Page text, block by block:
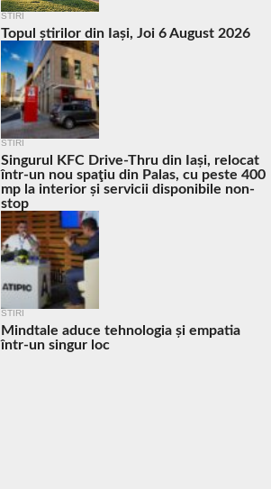
STIRI
Topul știrilor din Iași, Joi 6 August 2026
STIRI
Singurul KFC Drive-Thru din Iași, relocat
într-un nou spaţiu din Palas, cu peste 400
mp la interior și servicii disponibile non-
stop
STIRI
Mindtale aduce tehnologia și empatia
într-un singur loc